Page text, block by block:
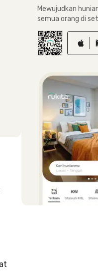
Mewujudkan
semua orang di